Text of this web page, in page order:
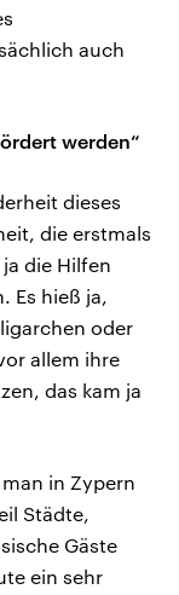
auch
werden“
dieses
die erstmals
die Hilfen
Es hieß ja,
oder
allem ihre
das kam ja
in Zypern
Städte,
Gäste
ein sehr